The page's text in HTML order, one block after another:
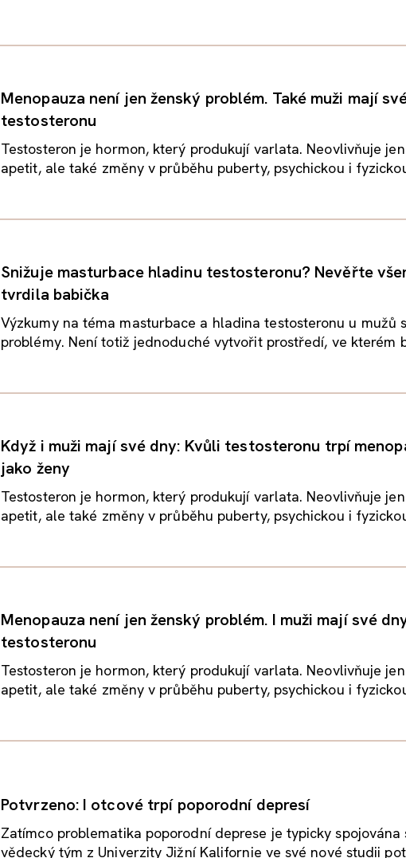
Menopauza není jen ženský problém. Také muži mají
testosteronu
Testosteron je hormon, který produkují varlata. Neovlivňuje
apetit, ale také změny v průběhu puberty, psychickou i
Snižuje masturbace hladinu testosteronu? Nevěřte
tvrdila babička
Výzkumy na téma masturbace a hladina testosteronu u mužů
problémy. Není totiž jednoduché vytvořit prostředí, ve kterém
Když i muži mají své dny: Kvůli testosteronu trpí
jako ženy
Testosteron je hormon, který produkují varlata. Neovlivňuje
apetit, ale také změny v průběhu puberty, psychickou i
Menopauza není jen ženský problém. I muži mají své
testosteronu
Testosteron je hormon, který produkují varlata. Neovlivňuje
apetit, ale také změny v průběhu puberty, psychickou i
Potvrzeno: I otcové trpí poporodní depresí
Zatímco problematika poporodní deprese je typicky spojována
vědecký tým z Univerzity Jižní Kalifornie ve své nové studii